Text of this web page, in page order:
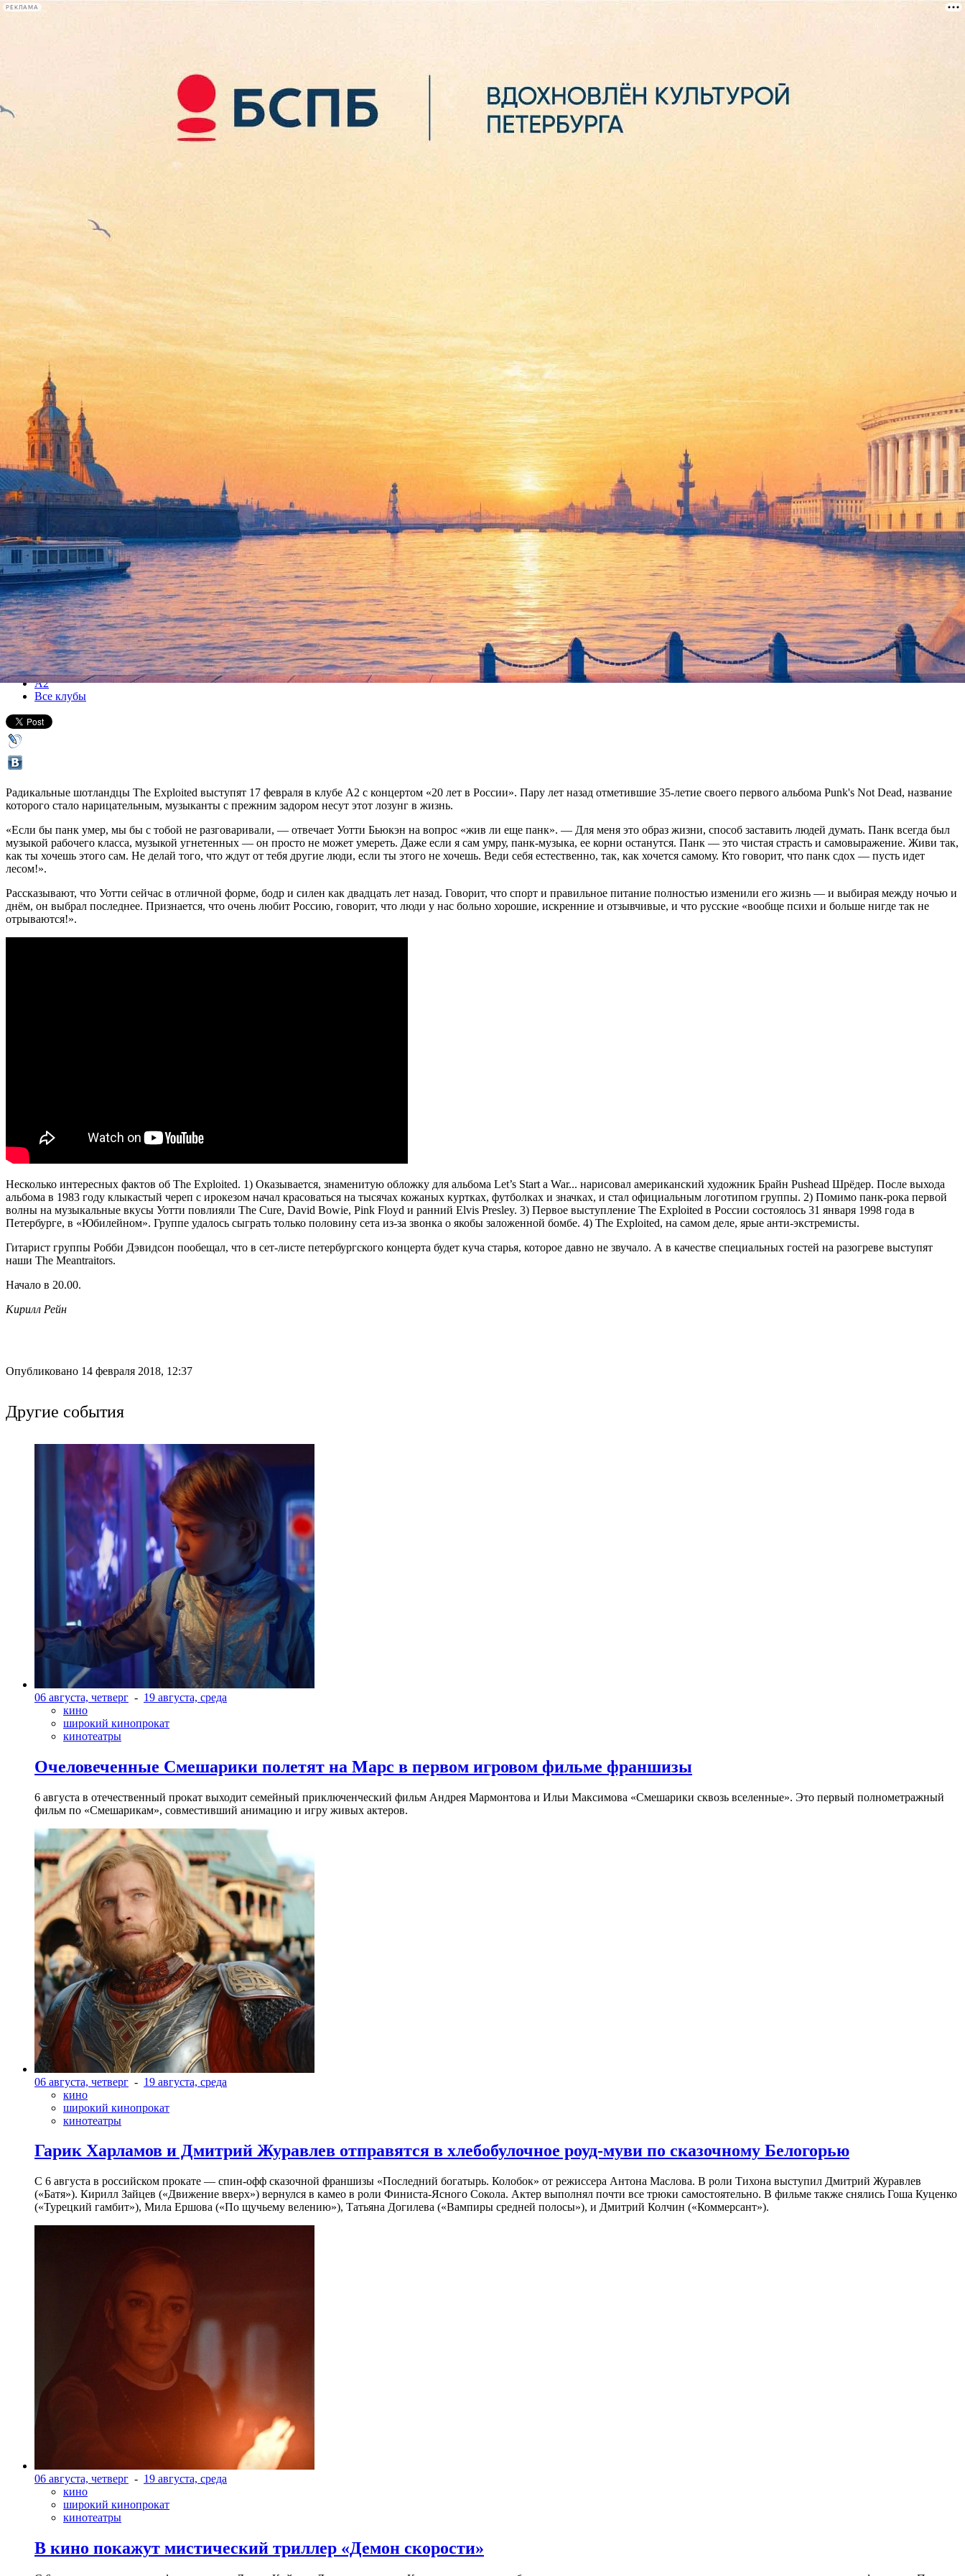
РЕКЛАМА
лекции
книги
The Exploited отметят своё российское двадцатилетие
17 февраля 2018, суббота,20.00
Версия для печати
Все концерты
А2
Все клубы
Радикальные шотландцы The Exploited выступят 17 февраля в клубе А2 с концертом «20 лет в России». Пару лет назад отметившие 35-летие своего первого альбома Punk's Not Dead, название
которого стало нарицательным, музыканты с прежним задором несут этот лозунг в жизнь.
«Если бы панк умер, мы бы с тобой не разговаривали, — отвечает Уотти Бьюкэн на вопрос «жив ли еще панк». — Для меня это образ жизни, способ заставить людей думать. Панк всегда был
музыкой рабочего класса, музыкой угнетенных — он просто не может умереть. Даже если я сам умру, панк-музыка, ее корни останутся. Панк — это чистая страсть и самовыражение. Живи так,
как ты хочешь этого сам. Не делай того, что ждут от тебя другие люди, если ты этого не хочешь. Веди себя естественно, так, как хочется самому. Кто говорит, что панк сдох — пусть идет
лесом!».
Рассказывают, что Уотти сейчас в отличной форме, бодр и силен как двадцать лет назад. Говорит, что спорт и правильное питание полностью изменили его жизнь — и выбирая между ночью и
днём, он выбрал последнее. Признается, что очень любит Россию, говорит, что люди у нас больно хорошие, искренние и отзывчивые, и что русские «вообще психи и больше нигде так не
отрываются!».
Несколько интересных фактов об The Exploited. 1) Оказывается, знаменитую обложку для альбома Let’s Start a War... нарисовал американский художник Брайн Pushead Шрёдер. После выхода
альбома в 1983 году клыкастый череп с ирокезом начал красоваться на тысячах кожаных куртках, футболках и значках, и стал официальным логотипом группы. 2) Помимо панк-рока первой
волны на музыкальные вкусы Уотти повлияли The Cure, David Bowie, Pink Floyd и ранний Elvis Presley. 3) Первое выступление The Exploited в России состоялось 31 января 1998 года в
Петербурге, в «Юбилейном». Группе удалось сыграть только половину сета из-за звонка о якобы заложенной бомбе. 4) The Exploited, на самом деле, ярые анти-экстремисты.
Гитарист группы Робби Дэвидсон пообещал, что в сет-листе петербургского концерта будет куча старья, которое давно не звучало. А в качестве специальных гостей на разогреве выступят
наши The Meantraitors.
Начало в 20.00.
Кирилл Рейн
Опубликовано 14 февраля 2018, 12:37
Другие события
06 августа, четверг - 19 августа, среда
кино
широкий кинопрокат
кинотеатры
Очеловеченные Смешарики полетят на Марс в первом игровом фильме франшизы
6 августа в отечественный прокат выходит семейный приключенческий фильм Андрея Мармонтова и Ильи Максимова «Смешарики сквозь вселенные». Это первый полнометражный
фильм по «Смешарикам», совместивший анимацию и игру живых актеров.
06 августа, четверг - 19 августа, среда
кино
широкий кинопрокат
кинотеатры
Гарик Харламов и Дмитрий Журавлев отправятся в хлебобулочное роуд-муви по сказочному Белогорью
С 6 августа в российском прокате — спин-офф сказочной франшизы «Последний богатырь. Колобок» от режиссера Антона Маслова. В роли Тихона выступил Дмитрий Журавлев
(«Батя»). Кирилл Зайцев («Движение вверх») вернулся в камео в роли Финиста-Ясного Сокола. Актер выполнял почти все трюки самостоятельно. В фильме также снялись Гоша Куценко
(«Турецкий гамбит»), Мила Ершова («По щучьему велению»), Татьяна Догилева («Вампиры средней полосы»), и Дмитрий Колчин («Коммерсант»).
06 августа, четверг - 19 августа, среда
кино
широкий кинопрокат
кинотеатры
В кино покажут мистический триллер «Демон скорости»